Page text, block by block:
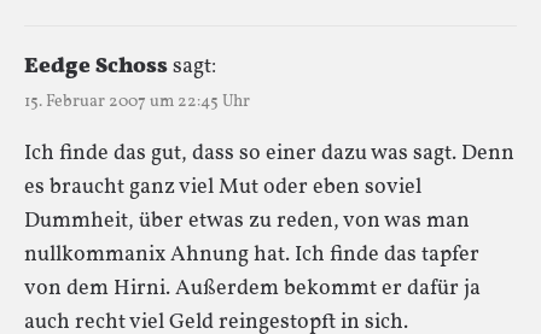
Eedge Schosssagt:
15. Februar 2007 um 22:45 Uhr
Ich finde das gut, dass so einer dazu was sagt. Denn
es braucht ganz viel Mut oder eben soviel
Dummheit, über etwas zu reden, von was man
nullkommanix Ahnung hat. Ich finde das tapfer
von dem Hirni. Außerdem bekommt er dafür ja
auch recht viel Geld reingestopft in sich.